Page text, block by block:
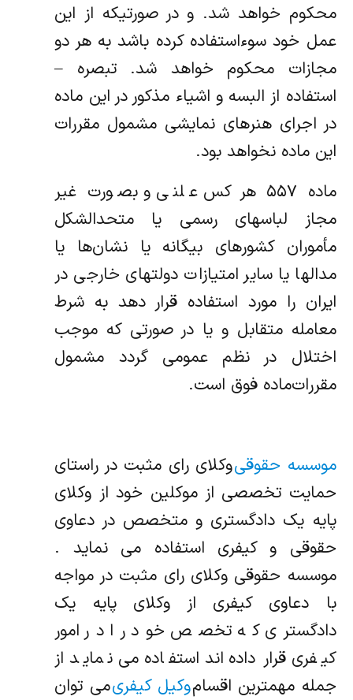
محکوم خواهد شد. ‌و در صورتیکه از این
عمل خود سوء‌استفاده کرده باشد به هر دو
مجازات محکوم خواهد شد. تبصره –
استفاده از البسه و اشیاء مذکور در این ماده
در اجرای هنرهای نمایشی مشمول مقررات
این ماده نخواهد بود.
ماده ۵۵۷ هر کس علنی و بصورت غیر
مجاز لباسهای رسمی یا متحدالشکل
مأموران کشورهای بیگانه یا نشان‌ها یا
مدالها یا سایر امتیازات ‌دولتهای خارجی در
ایران را مورد استفاده قرار دهد به شرط
معامله متقابل و یا در صورتی که موجب
اختلال در نظم عمومی گردد مشمول
مقررات‌ماده فوق است.
موسسه حقوقیوکلای رای مثبت در راستای
حمایت تخصصی از موکلین خود از وکلای
پایه یک دادگستری و متخصص در دعاوی
حقوقی و کیفری استفاده می نماید .
موسسه حقوقی وکلای رای مثبت در مواجه
با دعاوی کیفری از وکلای پایه یک
دادگستری که تخصص خود را در امور
کیفری قرار داده‌اند استفاده می نماید از
جمله مهمترین اقساموکیل کیفریمی توان